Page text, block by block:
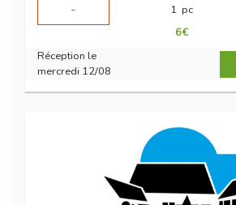
-
1 pc
6€
Réception le
mercredi 12/08